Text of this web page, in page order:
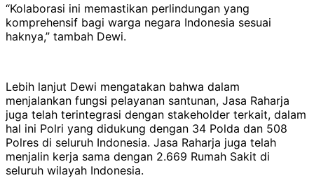
“Kolaborasi ini memastikan perlindungan yang
komprehensif bagi warga negara Indonesia sesuai
haknya,” tambah Dewi.
Lebih lanjut Dewi mengatakan bahwa dalam
menjalankan fungsi pelayanan santunan, Jasa Raharja
juga telah terintegrasi dengan stakeholder terkait, dalam
hal ini Polri yang didukung dengan 34 Polda dan 508
Polres di seluruh Indonesia. Jasa Raharja juga telah
menjalin kerja sama dengan 2.669 Rumah Sakit di
seluruh wilayah Indonesia.